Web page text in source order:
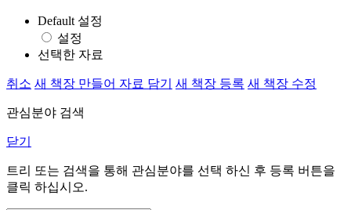
Default 설정
설정
선택한 자료
취소 새 책장 만들어 자료 담기 새 책장 등록 새 책장 수정
관심분야 검색
닫기
트리 또는 검색을 통해 관심분야를 선택 하신 후 등록 버튼을
클릭 하십시오.